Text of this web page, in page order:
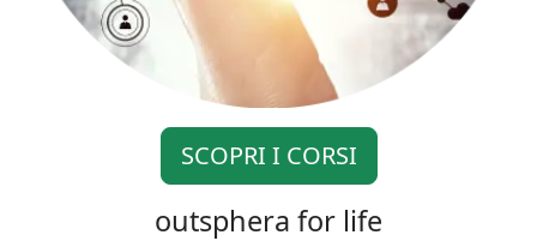
SCOPRI I CORSI
outsphera for life